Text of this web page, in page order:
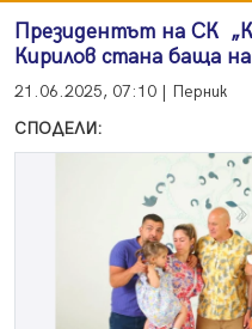
Президентът на СК
Кирилов стана баща
21.06.2025, 07:10 | Перник
СПОДЕЛИ: